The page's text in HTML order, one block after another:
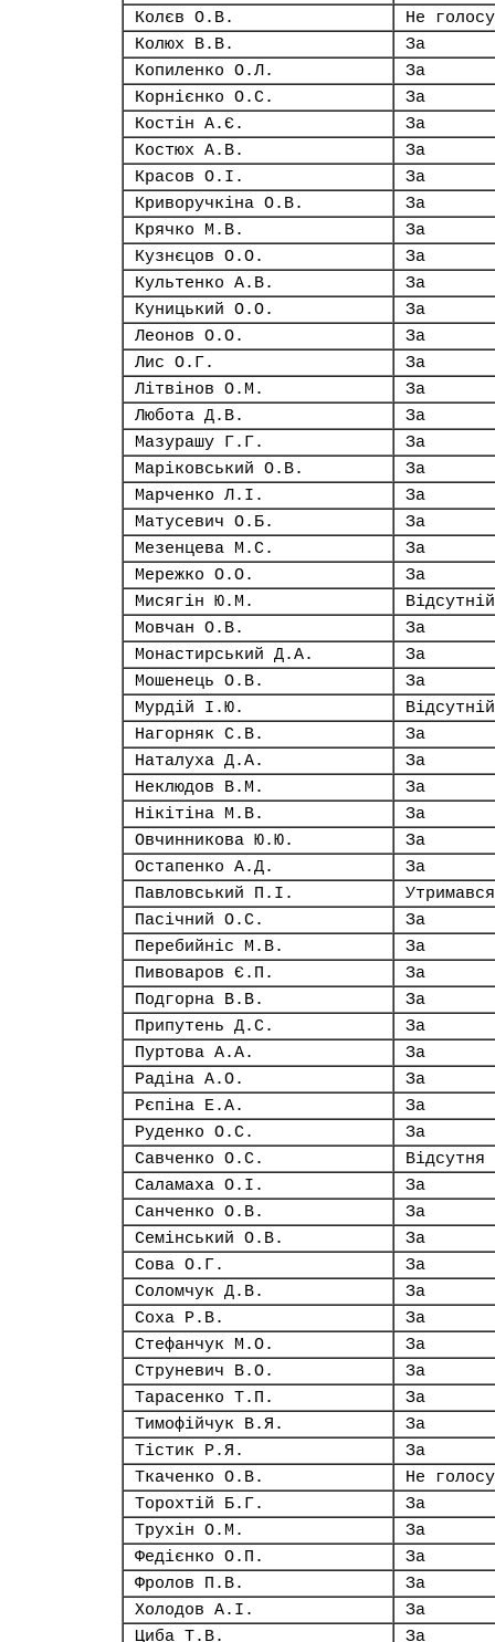
Колєв О.В.
Не
Колюх В.В.
За
Копиленко О.Л.
За
Корнієнко О.С.
За
Костін А.Є.
За
Костюх А.В.
За
Красов О.І.
За
Криворучкіна О.В.
За
Крячко М.В.
За
Кузнєцов О.О.
За
Культенко А.В.
За
Куницький О.О.
За
Леонов О.О.
За
Лис О.Г.
За
Літвінов О.М.
За
Любота Д.В.
За
Мазурашу Г.Г.
За
Маріковський О.В.
За
Марченко Л.І.
За
Матусевич О.Б.
За
Мезенцева М.С.
За
Мережко О.О.
За
Мисягін Ю.М.
Відсутній
Мовчан О.В.
За
Монастирський Д.А.
За
Мошенець О.В.
За
Мурдій І.Ю.
Відсутній
Нагорняк С.В.
За
Наталуха Д.А.
За
Неклюдов В.М.
За
Нікітіна М.В.
За
Овчинникова Ю.Ю.
За
Остапенко А.Д.
За
Павловський П.І.
Утримався
Пасічний О.С.
За
Перебийніс М.В.
За
Пивоваров Є.П.
За
Подгорна В.В.
За
Припутень Д.С.
За
Пуртова А.А.
За
Радіна А.О.
За
Рєпіна Е.А.
За
Руденко О.С.
За
Савченко О.С.
Відсутня
Саламаха О.І.
За
Санченко О.В.
За
Семінський О.В.
За
Сова О.Г.
За
Соломчук Д.В.
За
Соха Р.В.
За
Стефанчук М.О.
За
Струневич В.О.
За
Тарасенко Т.П.
За
Тимофійчук В.Я.
За
Тістик Р.Я.
За
Ткаченко О.В.
Не
Торохтій Б.Г.
За
Трухін О.М.
За
Федієнко О.П.
За
Фролов П.В.
За
Холодов А.І.
За
Циба Т.В.
За